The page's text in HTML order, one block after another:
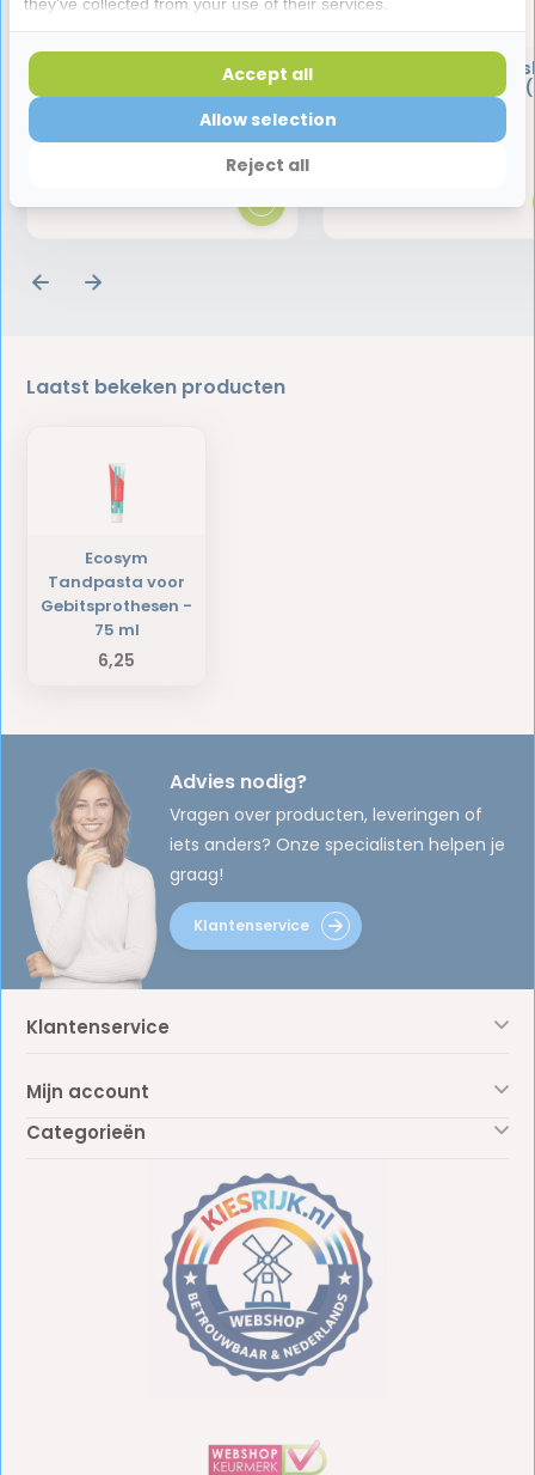
Jordan Protheseborstel
2,60
Jordan Clinic
Between - maat XL
3,20
Laatst bekeken producten
Ecosym
Tandpasta voor
Gebitsprothesen -
75 ml
6,25
Advies nodig?
Vragen over producten, leveringen of
iets anders? Onze specialisten helpen je
graag!
Klantenservice
Klantenservice
Mijn account
Categorieën
they've collected from your use of their services.
Reject all
Allow selection
Accept all